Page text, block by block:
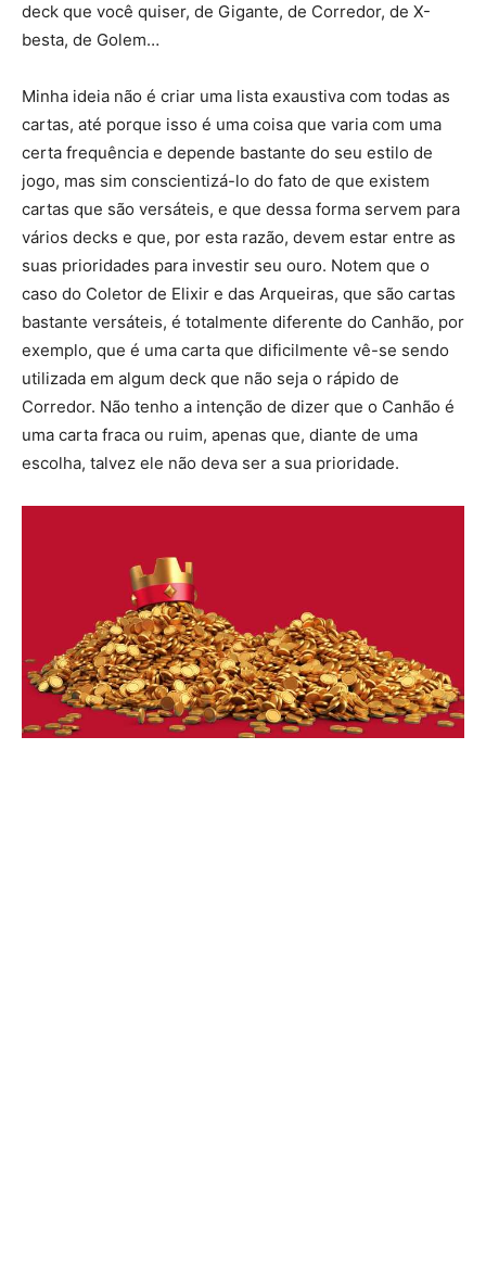
deck que você quiser, de Gigante, de Corredor, de X-
besta, de Golem…
Minha ideia não é criar uma lista exaustiva com todas as
cartas, até porque isso é uma coisa que varia com uma
certa frequência e depende bastante do seu estilo de
jogo, mas sim conscientizá-lo do fato de que existem
cartas que são versáteis, e que dessa forma servem para
vários decks e que, por esta razão, devem estar entre as
suas prioridades para investir seu ouro. Notem que o
caso do Coletor de Elixir e das Arqueiras, que são cartas
bastante versáteis, é totalmente diferente do Canhão, por
exemplo, que é uma carta que dificilmente vê-se sendo
utilizada em algum deck que não seja o rápido de
Corredor. Não tenho a intenção de dizer que o Canhão é
uma carta fraca ou ruim, apenas que, diante de uma
escolha, talvez ele não deva ser a sua prioridade.